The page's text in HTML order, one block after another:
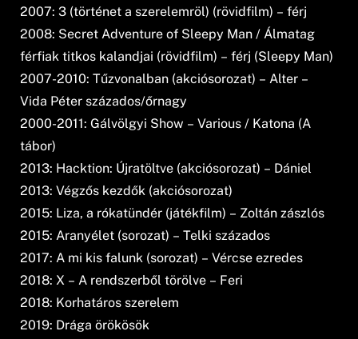
2007: 3 (történet a szerelemröl) (rövidfilm) – férj
2008: Secret Adventure of Sleepy Man / Álmatag
férfiak titkos kalandjai (rövidfilm) – férj (Sleepy Man)
2007-2010: Tűzvonalban (akciósorozat) – Alter –
Vida Péter százados/őrnagy
2000-2011: Gálvölgyi Show – Various / Katona (A
tábor)
2013: Hacktion: Újratöltve (akciósorozat) – Dániel
2013: Végzős kezdők (akciósorozat)
2015: Liza, a rókatündér (játékfilm) – Zoltán zászlós
2015: Aranyélet (sorozat) – Telki százados
2017: A mi kis falunk (sorozat) – Vércse ezredes
2018: X – A rendszerből törölve – Feri
2018: Korhatáros szerelem
2019: Drága örökösök